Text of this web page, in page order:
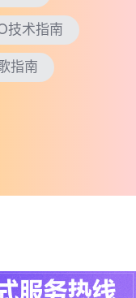
技术指南
指南